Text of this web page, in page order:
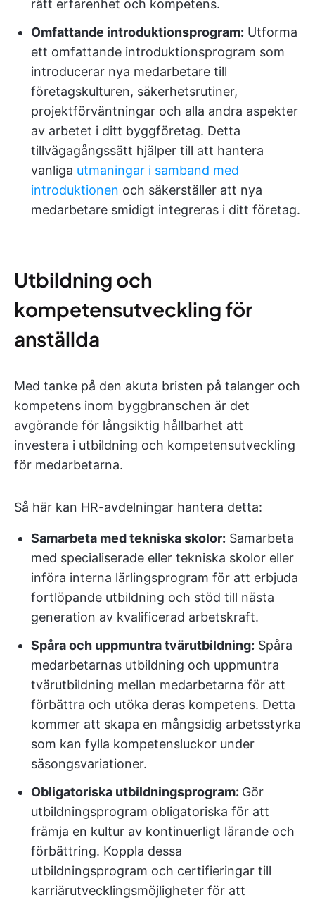
rätt erfarenhet och kompetens.
Omfattande introduktionsprogram: Utforma
ett omfattande introduktionsprogram som
introducerar nya medarbetare till
företagskulturen, säkerhetsrutiner,
projektförväntningar och alla andra aspekter
av arbetet i ditt byggföretag. Detta
tillvägagångssätt hjälper till att hantera
vanliga utmaningar i samband med
introduktionen och säkerställer att nya
medarbetare smidigt integreras i ditt företag.
Utbildning och
kompetensutveckling för
anställda
Med tanke på den akuta bristen på talanger och
kompetens inom byggbranschen är det
avgörande för långsiktig hållbarhet att
investera i utbildning och kompetensutveckling
för medarbetarna.
Så här kan HR-avdelningar hantera detta:
Samarbeta med tekniska skolor: Samarbeta
med specialiserade eller tekniska skolor eller
införa interna lärlingsprogram för att erbjuda
fortlöpande utbildning och stöd till nästa
generation av kvalificerad arbetskraft.
Spåra och uppmuntra tvärutbildning: Spåra
medarbetarnas utbildning och uppmuntra
tvärutbildning mellan medarbetarna för att
förbättra och utöka deras kompetens. Detta
kommer att skapa en mångsidig arbetsstyrka
som kan fylla kompetensluckor under
säsongsvariationer.
Obligatoriska utbildningsprogram: Gör
utbildningsprogram obligatoriska för att
främja en kultur av kontinuerligt lärande och
förbättring. Koppla dessa
utbildningsprogram och certifieringar till
karriärutvecklingsmöjligheter för att